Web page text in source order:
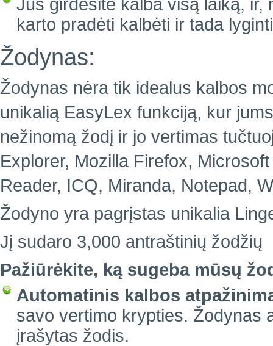
Jūs girdėsite kalba visą laiką, ir,
karto pradėti kalbėti ir tada
Žodynas:
Žodynas nėra tik idealus kalbos
unikalią EasyLex funkciją, kur
nežinomą žodį ir jo vertimas
Explorer, Mozilla Firefox,
Reader, ICQ, Miranda, Notepad,
Žodyno yra pagrįstas unikalia
Jį sudaro 3,000 antraštinių žodžių
Pažiūrėkite, ką sugeba mūsų
Automatinis kalbos
savo vertimo krypties. Žodynas
įrašytas žodis.